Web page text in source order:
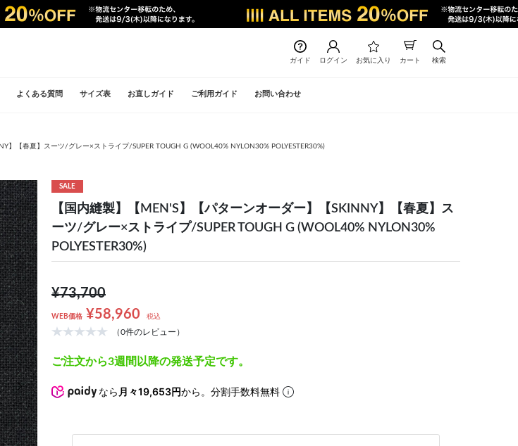
ガイド ログイン お気に入り カート 検索
よくある質問 サイズ表 お直しガイド ご利用ガイド お問い合わせ
】【春夏】スーツ/グレー×ストライプ/SUPER TOUGH G (WOOL40% NYLON30% POLYESTER30%)
次の画像
SALE
【国内縫製】【MEN'S】【パターンオーダー】【SKINNY】【春夏】ス
ーツ/グレー×ストライプ/SUPER TOUGH G (WOOL40% NYLON30%
POLYESTER30%)
¥73,700
WEB価格 ¥58,960 税込
（0件のレビュー）
ご注文から3週間以降の発送予定です。
なら 月々19,653円から。分割手数料無料